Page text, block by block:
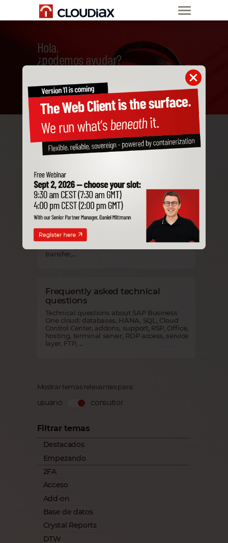
Hola,
¿podemos ayudar?
Mostrar temas relevantes para:
usuario consultor
Filtrar temas
Destacados
Empezando
2FA
Acceso
Add-on
Base de datos
Crystal Reports
DTW
Frequently asked technical
questions
Control Center, add-ons, hosting, terminal
server, FTP, etc.
Cloudiax web access HTML5 client
All questions about our web access html5
client SAP Business One: browsers, screen
transfer,...
Frequently asked technical
questions
Technical questions about SAP Business
One cloud: databases, HANA, SQL, Cloud
Control Center, addons, support, RSP, Office,
hosting, terminal server, RDP access, service
layer, FTP, ...